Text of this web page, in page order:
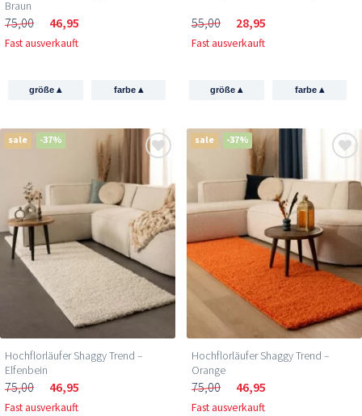
Braun
75,00 46,95
Fast ausverkauft
größe▴ farbe ▴
55,00 28,95
Fast ausverkauft
größe▴ farbe ▴
sale -37%
Hochflorläufer Shaggy Trend –
Elfenbein
75,00 46,95
Fast ausverkauft
sale -37%
Hochflorläufer Shaggy Trend –
Orange
75,00 46,95
Fast ausverkauft